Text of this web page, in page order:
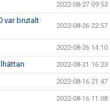
2022-08-27 09:53
var brutalt
2022-08-26 22:57
2022-08-26 14:10
2022-08-21 16:23
2022-08-16 21:47
2022-08-16 11:08